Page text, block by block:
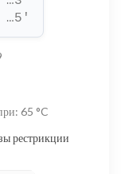
₽
…5'
: 65 °C
рестрикции